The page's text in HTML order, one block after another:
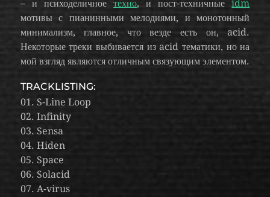
– и психоделичное техно, и пост-техничныеidm
мотивы с пианинными мелодиями, и монотонный
минимализм, главное, что везде есть он, acid.
Некоторые треки выбивается из acid тематики, но на
мой взгляд являются отличным связующим элементом.
TRACKLISTING:
01. S-Line Loop
02. Infinity
03. Sensa
04. Hiden
05. Space
06. Solacid
07. A-virus